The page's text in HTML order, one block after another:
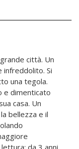
città. Un
Si
una tegola.
e dimenticato
casa. Un
bellezza e il
da 3 anni.